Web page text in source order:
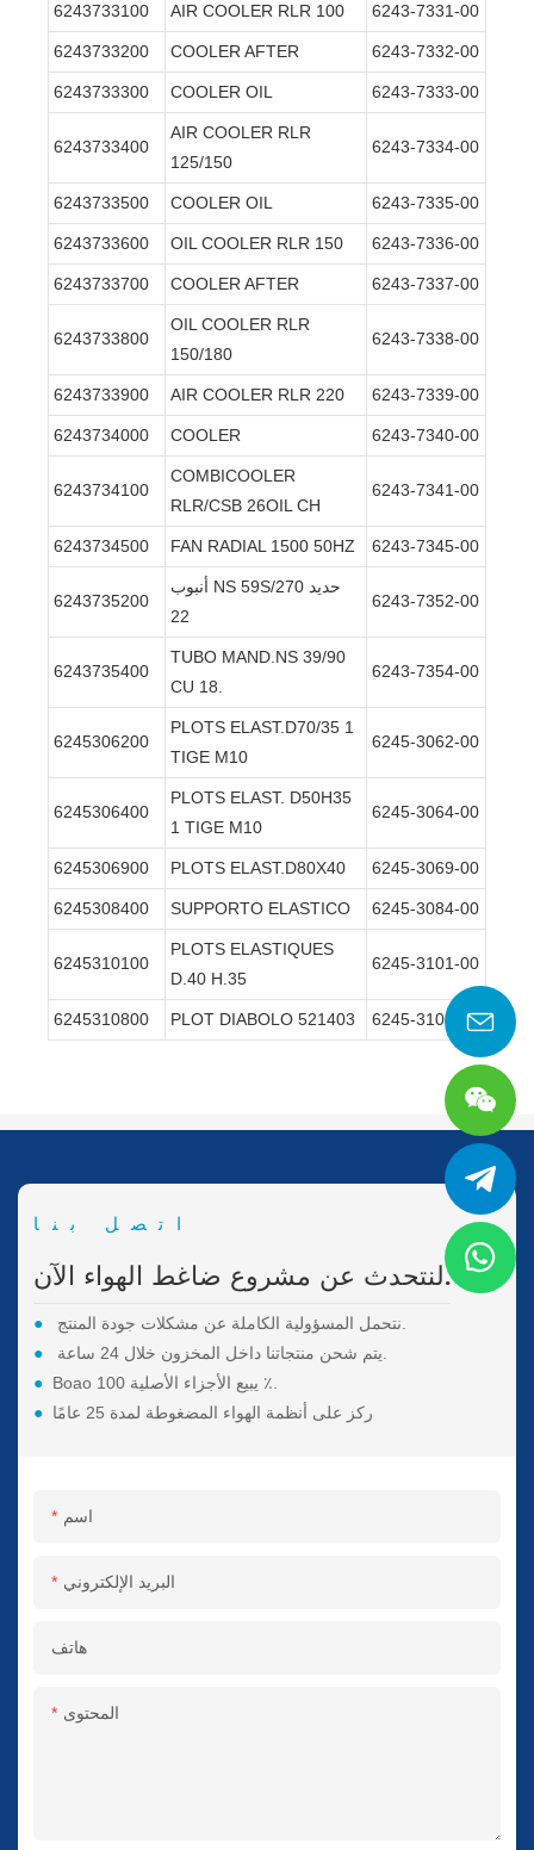
6243733100 AIR COOLER RLR 100 6243-7331-00
6243733200 COOLER AFTER 6243-7332-00
6243733300 COOLER OIL 6243-7333-00
6243733400
AIR COOLER RLR
125/150
6243-7334-00
6243733500 COOLER OIL 6243-7335-00
6243733600 OIL COOLER RLR 150 6243-7336-00
6243733700 COOLER AFTER 6243-7337-00
6243733800
OIL COOLER RLR
150/180
6243-7338-00
6243733900 AIR COOLER RLR 220 6243-7339-00
6243734000 COOLER 6243-7340-00
6243734100
COMBICOOLER
RLR/CSB 26OIL CH
6243-7341-00
6243734500 FAN RADIAL 1500 50HZ 6243-7345-00
6243735200
أنبوب NS 59S/270 حديد
22
6243-7352-00
6243735400
TUBO MAND.NS 39/90
CU 18.
6243-7354-00
6245306200
PLOTS ELAST.D70/35 1
TIGE M10
6245-3062-00
6245306400
PLOTS ELAST. D50H35
1 TIGE M10
6245-3064-00
6245306900 PLOTS ELAST.D80X40 6245-3069-00
6245308400 SUPPORTO ELASTICO 6245-3084-00
6245310100
PLOTS ELASTIQUES
D.40 H.35
6245-3101-00
6245310800 PLOT DIABOLO 521403 6245-3108-00
اتصل بنا
لنتحدث عن مشروع ضاغط الهواء الآن.
●
●
●
Boao يبيع الأجزاء الأصلية 100 ٪.
●
ركز على أنظمة الهواء المضغوطة لمدة 25 عامًا
اسم
البريد الإلكتروني
هاتف
المحتوى